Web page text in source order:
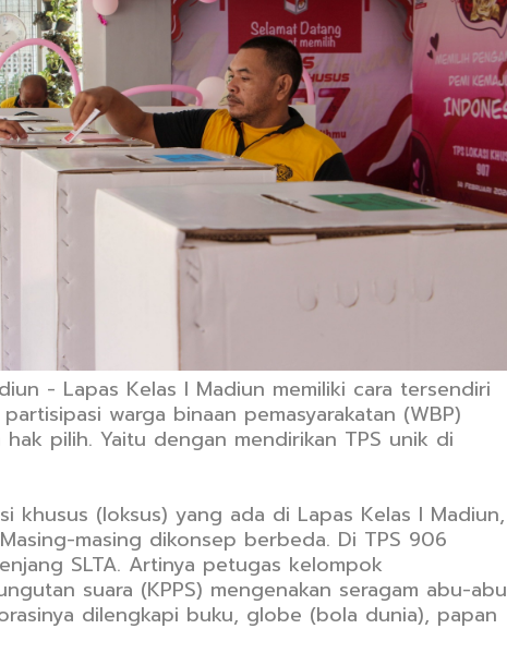
- Lapas Kelas I Madiun memiliki cara tersendiri
warga binaan pemasyarakatan (WBP)
pilih. Yaitu dengan mendirikan TPS unik di
khusus (loksus) yang ada di Lapas Kelas I Madiun,
masing dikonsep berbeda. Di TPS 906
SLTA. Artinya petugas kelompok
suara (KPPS) mengenakan seragam abu-abu
dilengkapi buku, globe (bola dunia), papan